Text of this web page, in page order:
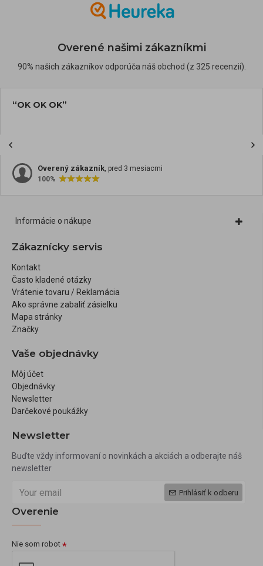
Overené našimi zákazníkmi
90% našich zákazníkov odporúča náš obchod (z 325 recenzií).
“OK OK OK”
Overený zákazník, pred 3 mesiacmi
100%
Informácie o nákupe
Zákaznícky servis
Kontakt
Často kladené otázky
Vrátenie tovaru / Reklamácia
Ako správne zabaliť zásielku
Mapa stránky
Značky
Vaše objednávky
Môj účet
Objednávky
Newsletter
Darčekové poukážky
Newsletter
Buďte vždy informovaní o novinkách a akciách a odberajte náš
newsletter
Prihlásiť k odberu
Overenie
Nie som robot